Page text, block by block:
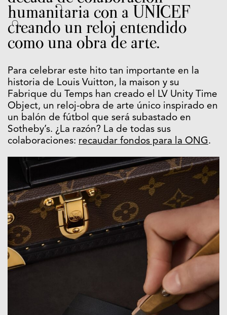
humanitaria con a UNICEF
creando un reloj entendido
como una obra de arte.
Para celebrar este hito tan importante en la
historia de Louis Vuitton, la maison y su
Fabrique du Temps han creado el LV Unity Time
Object, un reloj-obra de arte único inspirado en
un balón de fútbol que será subastado en
Sotheby’s. ¿La razón? La de todas sus
colaboraciones: recaudar fondos para la ONG.